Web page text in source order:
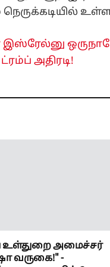
நெருக்கடியில்
ஒருநாடே
அதிரடி!
உள்துறை அமைச்சர்
வருகை!" -